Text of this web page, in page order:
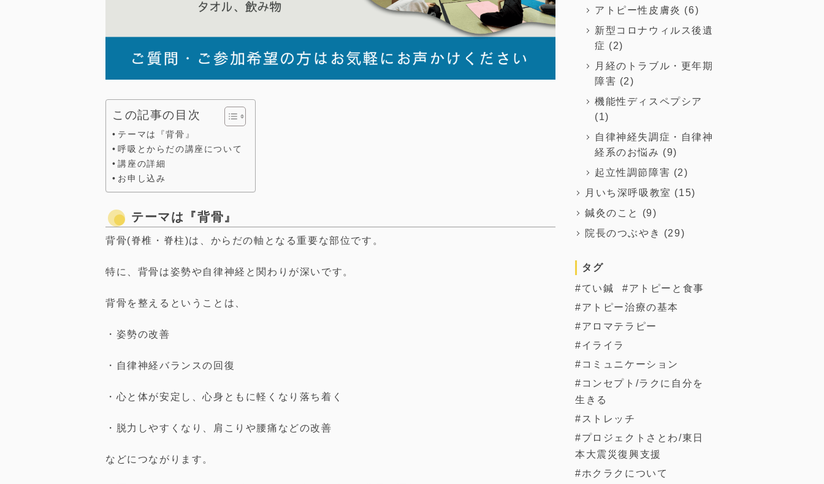
この記事の目次
テーマは『背骨』
呼吸とからだの講座について
講座の詳細
お申し込み
テーマは『背骨』
背骨(脊椎・脊柱)は、からだの軸となる重要な部位です。
特に、背骨は姿勢や自律神経と関わりが深いです。
背骨を整えるということは、
・姿勢の改善
・自律神経バランスの回復
・心と体が安定し、心身ともに軽くなり落ち着く
・脱力しやすくなり、肩こりや腰痛などの改善
などにつながります。
アトピー性皮膚炎 (6)
新型コロナウィルス後遺
症 (2)
月経のトラブル・更年期
障害 (2)
機能性ディスペプシア
(1)
自律神経失調症・自律神
経系のお悩み (9)
起立性調節障害 (2)
月いち深呼吸教室 (15)
鍼灸のこと
(9)
院長のつぶやき
(29)
タグ
てい鍼
アトピーと食事
アトピー治療の基本
アロマテラピー
イライラ
コミュニケーション
コンセプト/ラクに自分を
生きる
ストレッチ
プロジェクトさとわ/東日
本大震災復興支援
ホクラクについて